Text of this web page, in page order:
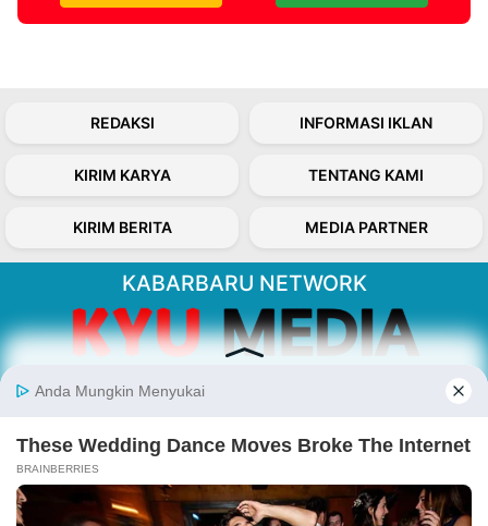
REDAKSI INFORMASI IKLAN
KIRIM KARYA TENTANG KAMI
KIRIM BERITA MEDIA PARTNER
KABARBARU NETWORK
Kabarbaru.co menyajikan berita aktual dan
serta terverifikasi dari sumber yang tepat.